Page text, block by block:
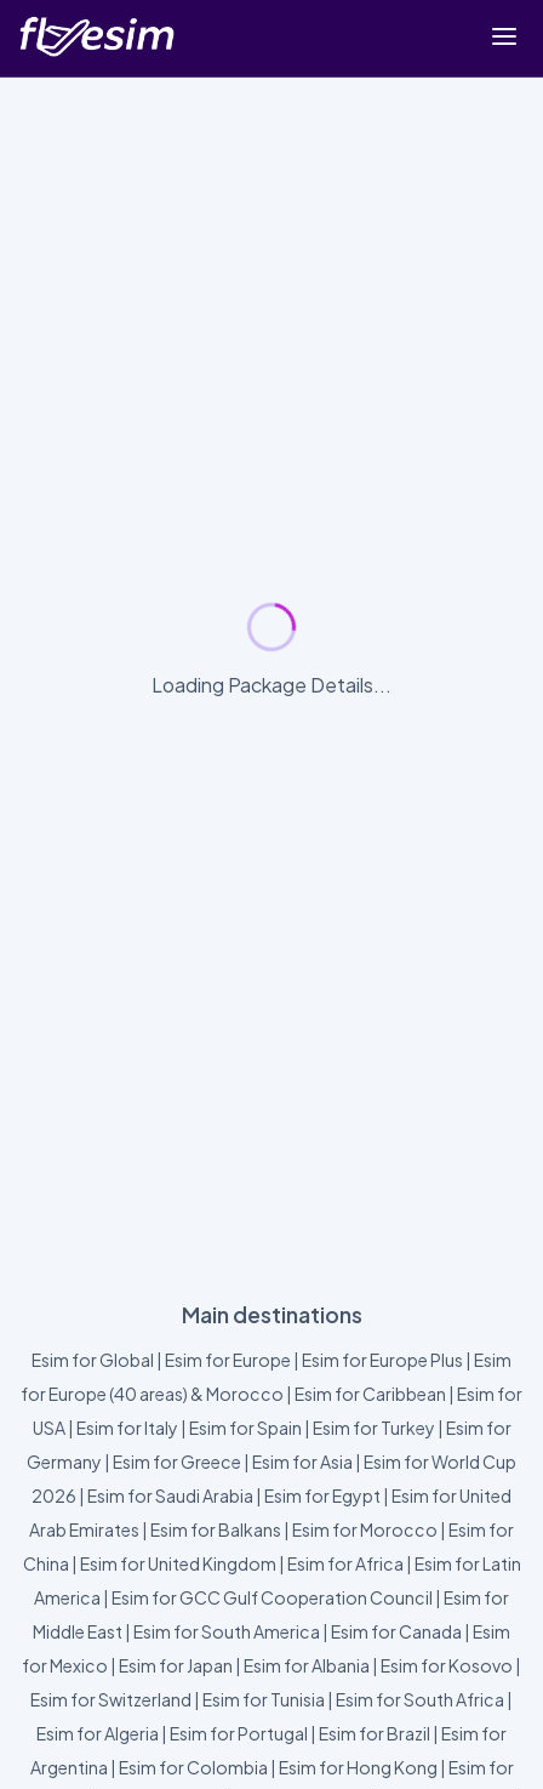
Loading Package Details...
Main destinations
Esim for Global | Esim for Europe | Esim for Europe Plus | Esim
for Europe (40 areas) & Morocco | Esim for Caribbean | Esim for
USA| Esim for Italy | Esim for Spain | Esim for Turkey | Esim for
Germany | Esim for Greece | Esim for Asia | Esim for World Cup
2026 | Esim for Saudi Arabia | Esim for Egypt | Esim for United
Arab Emirates | Esim for Balkans | Esim for Morocco | Esim for
China | Esim for United Kingdom | Esim for Africa | Esim for Latin
America | Esim for GCC Gulf Cooperation Council | Esim for
Middle East | Esim for South America | Esim for Canada | Esim
for Mexico | Esim for Japan | Esim for Albania | Esim for Kosovo |
Esim for Switzerland | Esim for Tunisia | Esim for South Africa |
Esim for Algeria | Esim for Portugal | Esim for Brazil | Esim for
Argentina | Esim for Colombia | Esim for Hong Kong | Esim for